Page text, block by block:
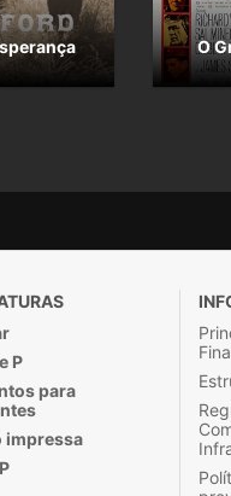
O
P
para
impressa